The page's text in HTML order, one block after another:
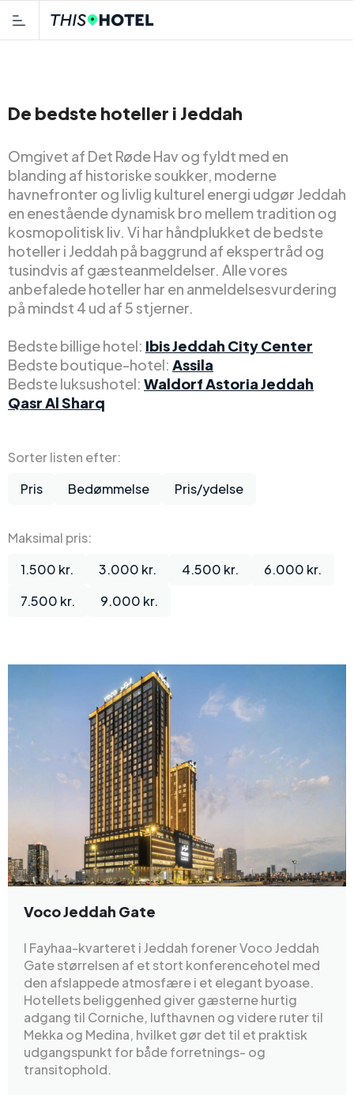
De bedste hoteller i Jeddah
Omgivet af Det Røde Hav og fyldt med en
blanding af historiske soukker, moderne
havnefronter og livlig kulturel energi udgør Jeddah
en enestående dynamisk bro mellem tradition og
kosmopolitisk liv. Vi har håndplukket de bedste
hoteller i Jeddah på baggrund af ekspertråd og
tusindvis af gæsteanmeldelser. Alle vores
anbefalede hoteller har en anmeldelsesvurdering
på mindst 4 ud af 5 stjerner.
Bedste billige hotel: Ibis Jeddah City Center
Bedste boutique-hotel: Assila
Bedste luksushotel: Waldorf Astoria Jeddah
Qasr Al Sharq
Sorter listen efter:
Pris
Bedømmelse Pris/ydelse
Maksimal pris:
1.500 kr.
3.000 kr. 4.500 kr.
6.000 kr.
7.500 kr.
9.000 kr.
Voco Jeddah Gate
I Fayhaa-kvarteret i Jeddah forener Voco Jeddah
Gate størrelsen af et stort konferencehotel med
den afslappede atmosfære i et elegant byoase.
Hotellets beliggenhed giver gæsterne hurtig
adgang til Corniche, lufthavnen og videre ruter til
Mekka og Medina, hvilket gør det til et praktisk
udgangspunkt for både forretnings- og
transitophold.